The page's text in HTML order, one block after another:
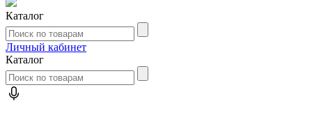
Каталог
Личный кабинет
Каталог